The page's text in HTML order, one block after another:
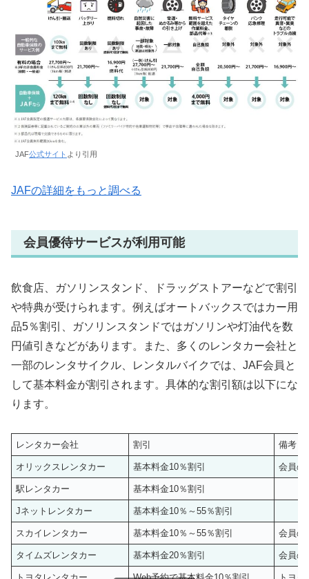
JAF公式サイト より引用
JAFの詳細をもっと調べる
会員優待サービスが利用可能
飲食店、ガソリンスタンド、ドラッグストアーなどで割引
や特典が受けられます。例えばオートバックスではカー用
品5％割引、ガソリンスタンドではガソリンや灯油代を数
円値引きなどがあります。また、多くのレンタカー会社と
一部のレンタサイクル、レンタルバイクでは、JAF会員と
して基本料金が割引されます。具体的な割引額は以下にな
ります。
レンタカー会社 割引 備考
オリックスレンタカー 基本料金10％割引 会員の
駅レンタカー 基本料金10％割引
Jネットレンタカー 基本料金10％～55％割引
スカイレンタカー 基本料金10％～55％割引 会員の
タイムズレンタカー 基本料金20％割引 会員の